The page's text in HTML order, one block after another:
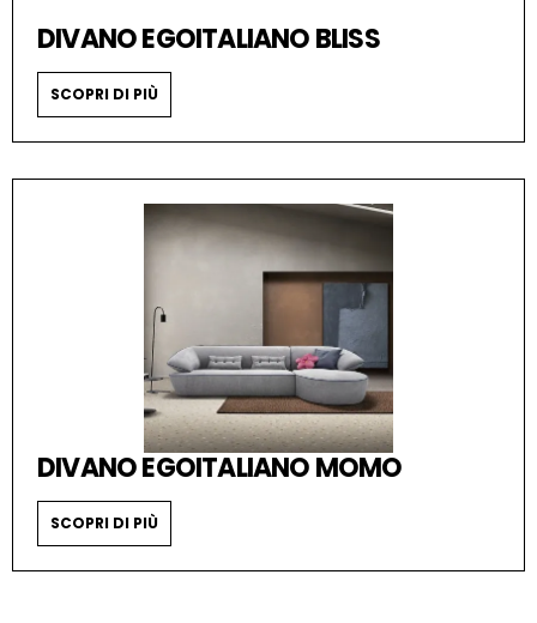
DIVANO EGOITALIANO BLISS
SCOPRI DI PIÙ
DIVANO EGOITALIANO MOMO
SCOPRI DI PIÙ